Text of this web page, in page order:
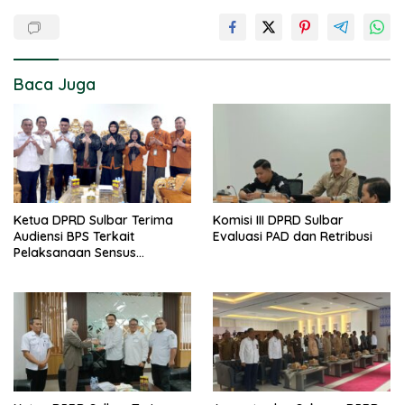
Baca Juga
Ketua DPRD Sulbar Terima
Audiensi BPS Terkait
Pelaksanaan Sensus
Komisi III DPRD Sulbar
Evaluasi PAD dan Retribusi